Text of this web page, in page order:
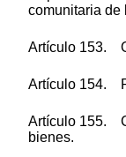
comunitaria de
Artículo 153.
Artículo 154.
Artículo 155.
bienes.